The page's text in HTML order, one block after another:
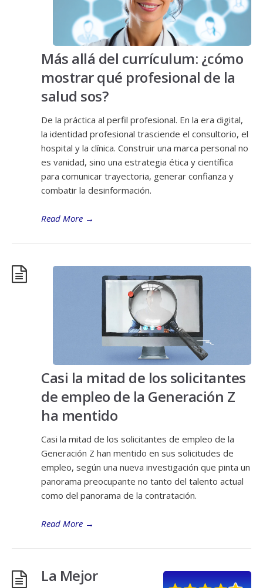
Más allá del currículum: ¿cómo
mostrar qué profesional de la
salud sos?
De la práctica al perfil profesional. En la era digital,
la identidad profesional trasciende el consultorio, el
hospital y la clínica. Construir una marca personal no
es vanidad, sino una estrategia ética y científica
para comunicar trayectoria, generar confianza y
combatir la desinformación.
Read More →
Casi la mitad de los solicitantes
de empleo de la Generación Z
ha mentido
Casi la mitad de los solicitantes de empleo de la
Generación Z han mentido en sus solicitudes de
empleo, según una nueva investigación que pinta un
panorama preocupante no tanto del talento actual
como del panorama de la contratación.
Read More →
La Mejor